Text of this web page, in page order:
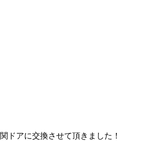
ドアに交換させて頂きました！